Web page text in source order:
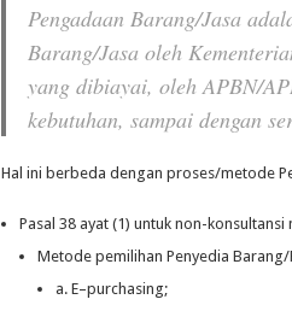
Pengadaan Barang/Jasa
Barang/Jasa oleh
yang dibiayai, oleh APBN/
kebutuhan, sampai dengan
Hal ini berbeda dengan proses/metode
Pasal 38 ayat (1) untuk non-
Metode pemilihan Penyedia Barang/
a. E–purchasing;